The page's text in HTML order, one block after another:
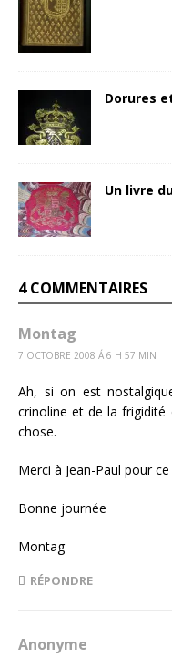
Dorures
Un livre
4 COMMENTAIRES
Montag
7 OCTOBRE 2008 Á 6 H 57 MIN
Ah, si on est
crinoline et de la frigidité
chose.
Merci à Jean-Paul pour
Bonne journée
Montag
RÉPONDRE
Anonyme